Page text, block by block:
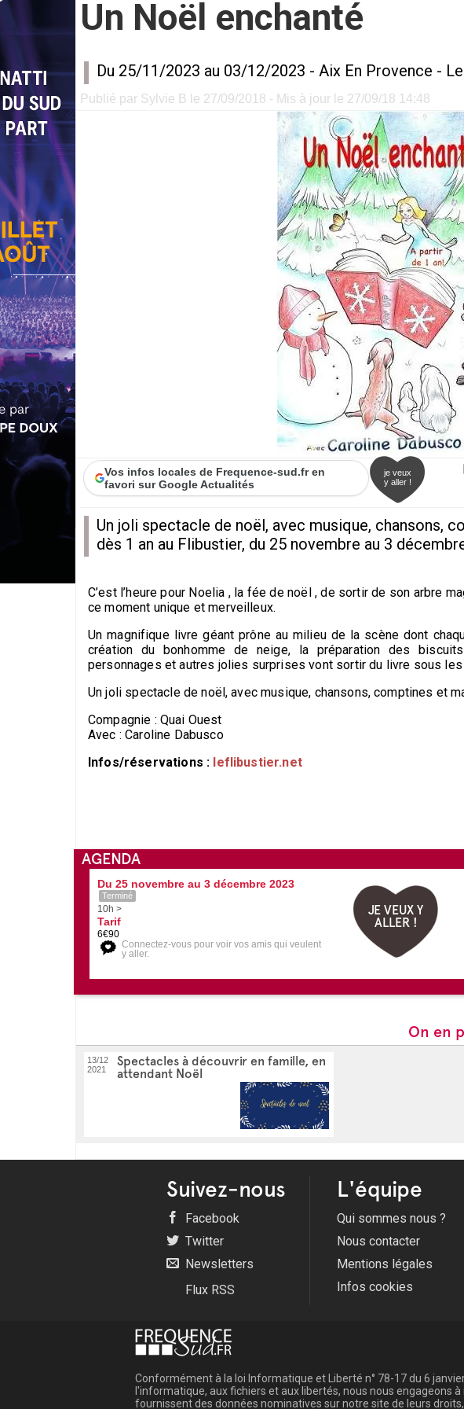
Un Noël enchanté
Du 25/11/2023 au 03/12/2023 - Aix En Provence -
Publié par Sylvie B le 27/09/2018 - Mis à jour le 27/09/18 14:48
Vos infos locales de Frequence-sud.fr en
favori sur Google Actualités
je veux
y aller !
Un joli spectacle de noël, avec musique, chansons,
dès 1 an au Flibustier, du 25 novembre au 3
C’est l’heure pour Noelia , la fée de noël , de sortir de son arbre
ce moment unique et merveilleux.
Un magnifique livre géant prône au milieu de la scène dont
création du bonhomme de neige, la préparation des
personnages et autres jolies surprises vont sortir du livre sous
Un joli spectacle de noël, avec musique, chansons, comptines et
Compagnie : Quai Ouest
Avec : Caroline Dabusco
Infos/réservations : leflibustier.net
AGENDA
Du 25 novembre au 3 décembre 2023
Terminé
10h >
Tarif
6€90
Connectez-vous pour voir vos amis qui veulent
y aller.
JE VEUX Y
ALLER !
On en
13/12
2021
Spectacles à découvrir en famille, en
attendant Noël
Suivez-nous
Facebook
Twitter
Newsletters
Flux RSS
L'équipe
Qui sommes nous ?
Nous contacter
Mentions légales
Infos cookies
Conformément à la loi Informatique et Liberté n° 78-17 du 6
l'informatique, aux fichiers et aux libertés, nous nous engageons
fournissent des données nominatives sur notre site de leurs